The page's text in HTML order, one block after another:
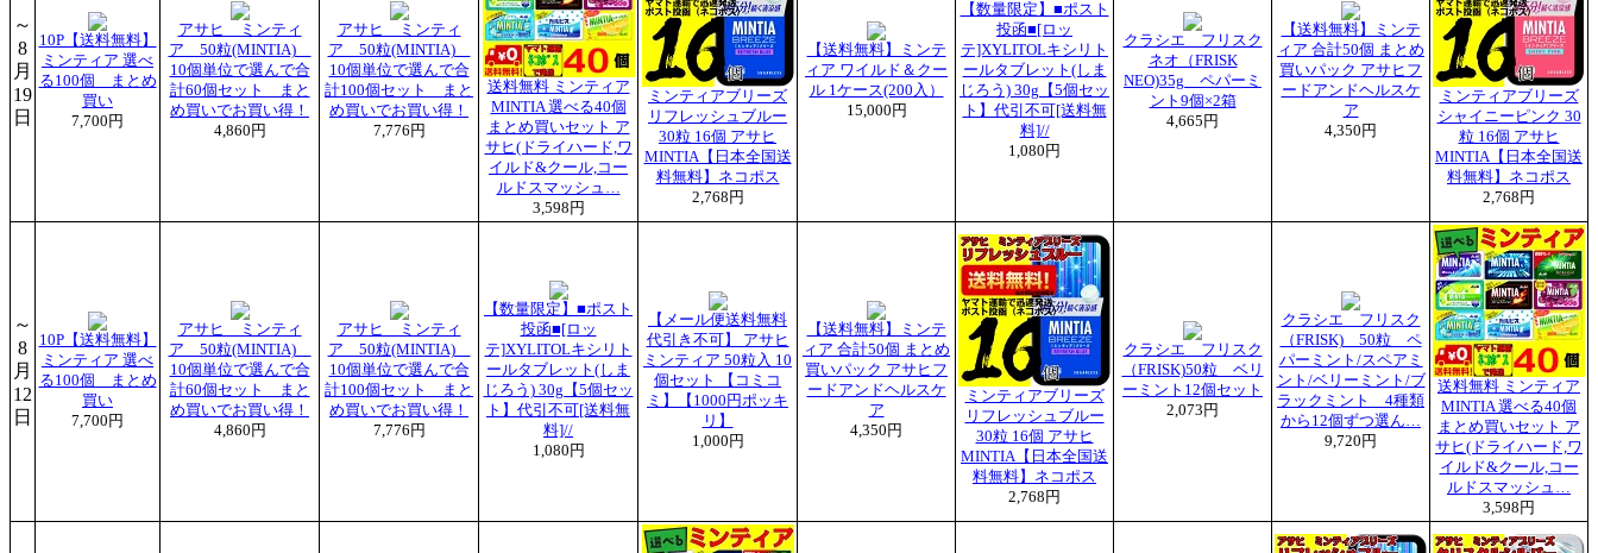
～
8
月
19
日
10P【送料無料】
ミンティア 選べ
る100個 まとめ
買い
7,700円
アサヒ ミンティ
ア 50粒(MINTIA)
10個単位で選んで合
計60個セット まと
め買いでお買い得！
4,860円
アサヒ ミンティ
ア 50粒(MINTIA)
10個単位で選んで合
計100個セット まと
め買いでお買い得！
7,776円
送料無料 ミンティア
MINTIA 選べる40個
まとめ買いセット ア
サヒ(ドライハード,ワ
イルド&クール,コー
ルドスマッシュ…
3,598円
ミンティアブリーズ
リフレッシュブルー
30粒 16個 アサヒ
MINTIA【日本全国送
料無料】ネコポス
2,768円
【送料無料】ミンテ
ィア ワイルド＆クー
ル 1ケース(200入）
15,000円
【数量限定】■ポスト
投函■[ロッ
テ]XYLITOLキシリト
ールタブレット(しま
じろう) 30g【5個セッ
ト】代引不可[送料無
料]//
1,080円
クラシエ フリスク
ネオ（FRISK
NEO)35g ペパーミ
ント9個×2箱
4,665円
【送料無料】ミンテ
ィア 合計50個 まとめ
買いパック アサヒフ
ードアンドヘルスケ
ア
4,350円
ミンティアブリーズ
シャイニーピンク 30
粒 16個 アサヒ
MINTIA【日本全国送
料無料】ネコポス
2,768円
～
8
月
12
日
10P【送料無料】
ミンティア 選べ
る100個 まとめ
買い
7,700円
アサヒ ミンティ
ア 50粒(MINTIA)
10個単位で選んで合
計60個セット まと
め買いでお買い得！
4,860円
アサヒ ミンティ
ア 50粒(MINTIA)
10個単位で選んで合
計100個セット まと
め買いでお買い得！
7,776円
【数量限定】■ポスト
投函■[ロッ
テ]XYLITOLキシリト
ールタブレット(しま
じろう) 30g【5個セッ
ト】代引不可[送料無
料]//
1,080円
【メール便送料無料
代引き不可】 アサヒ
ミンティア 50粒入 10
個セット 【コミコ
ミ】【1000円ポッキ
リ】
1,000円
【送料無料】ミンテ
ィア 合計50個 まとめ
買いパック アサヒフ
ードアンドヘルスケ
ア
4,350円
ミンティアブリーズ
リフレッシュブルー
30粒 16個 アサヒ
MINTIA【日本全国送
料無料】ネコポス
2,768円
クラシエ フリスク
（FRISK)50粒 ベリ
ーミント12個セット
2,073円
クラシエ フリスク
（FRISK) 50粒 ペ
パーミント/スペアミ
ント/ベリーミント/ブ
ラックミント 4種類
から12個ずつ選ん…
9,720円
送料無料 ミンティア
MINTIA 選べる40個
まとめ買いセット ア
サヒ(ドライハード,ワ
イルド&クール,コー
ルドスマッシュ…
3,598円